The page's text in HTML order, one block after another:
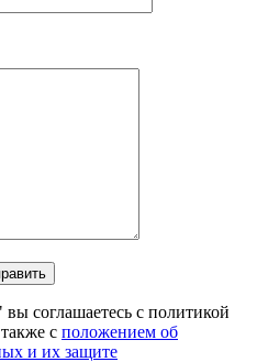
соглашаетесь с политикой
с положением об
и их защите